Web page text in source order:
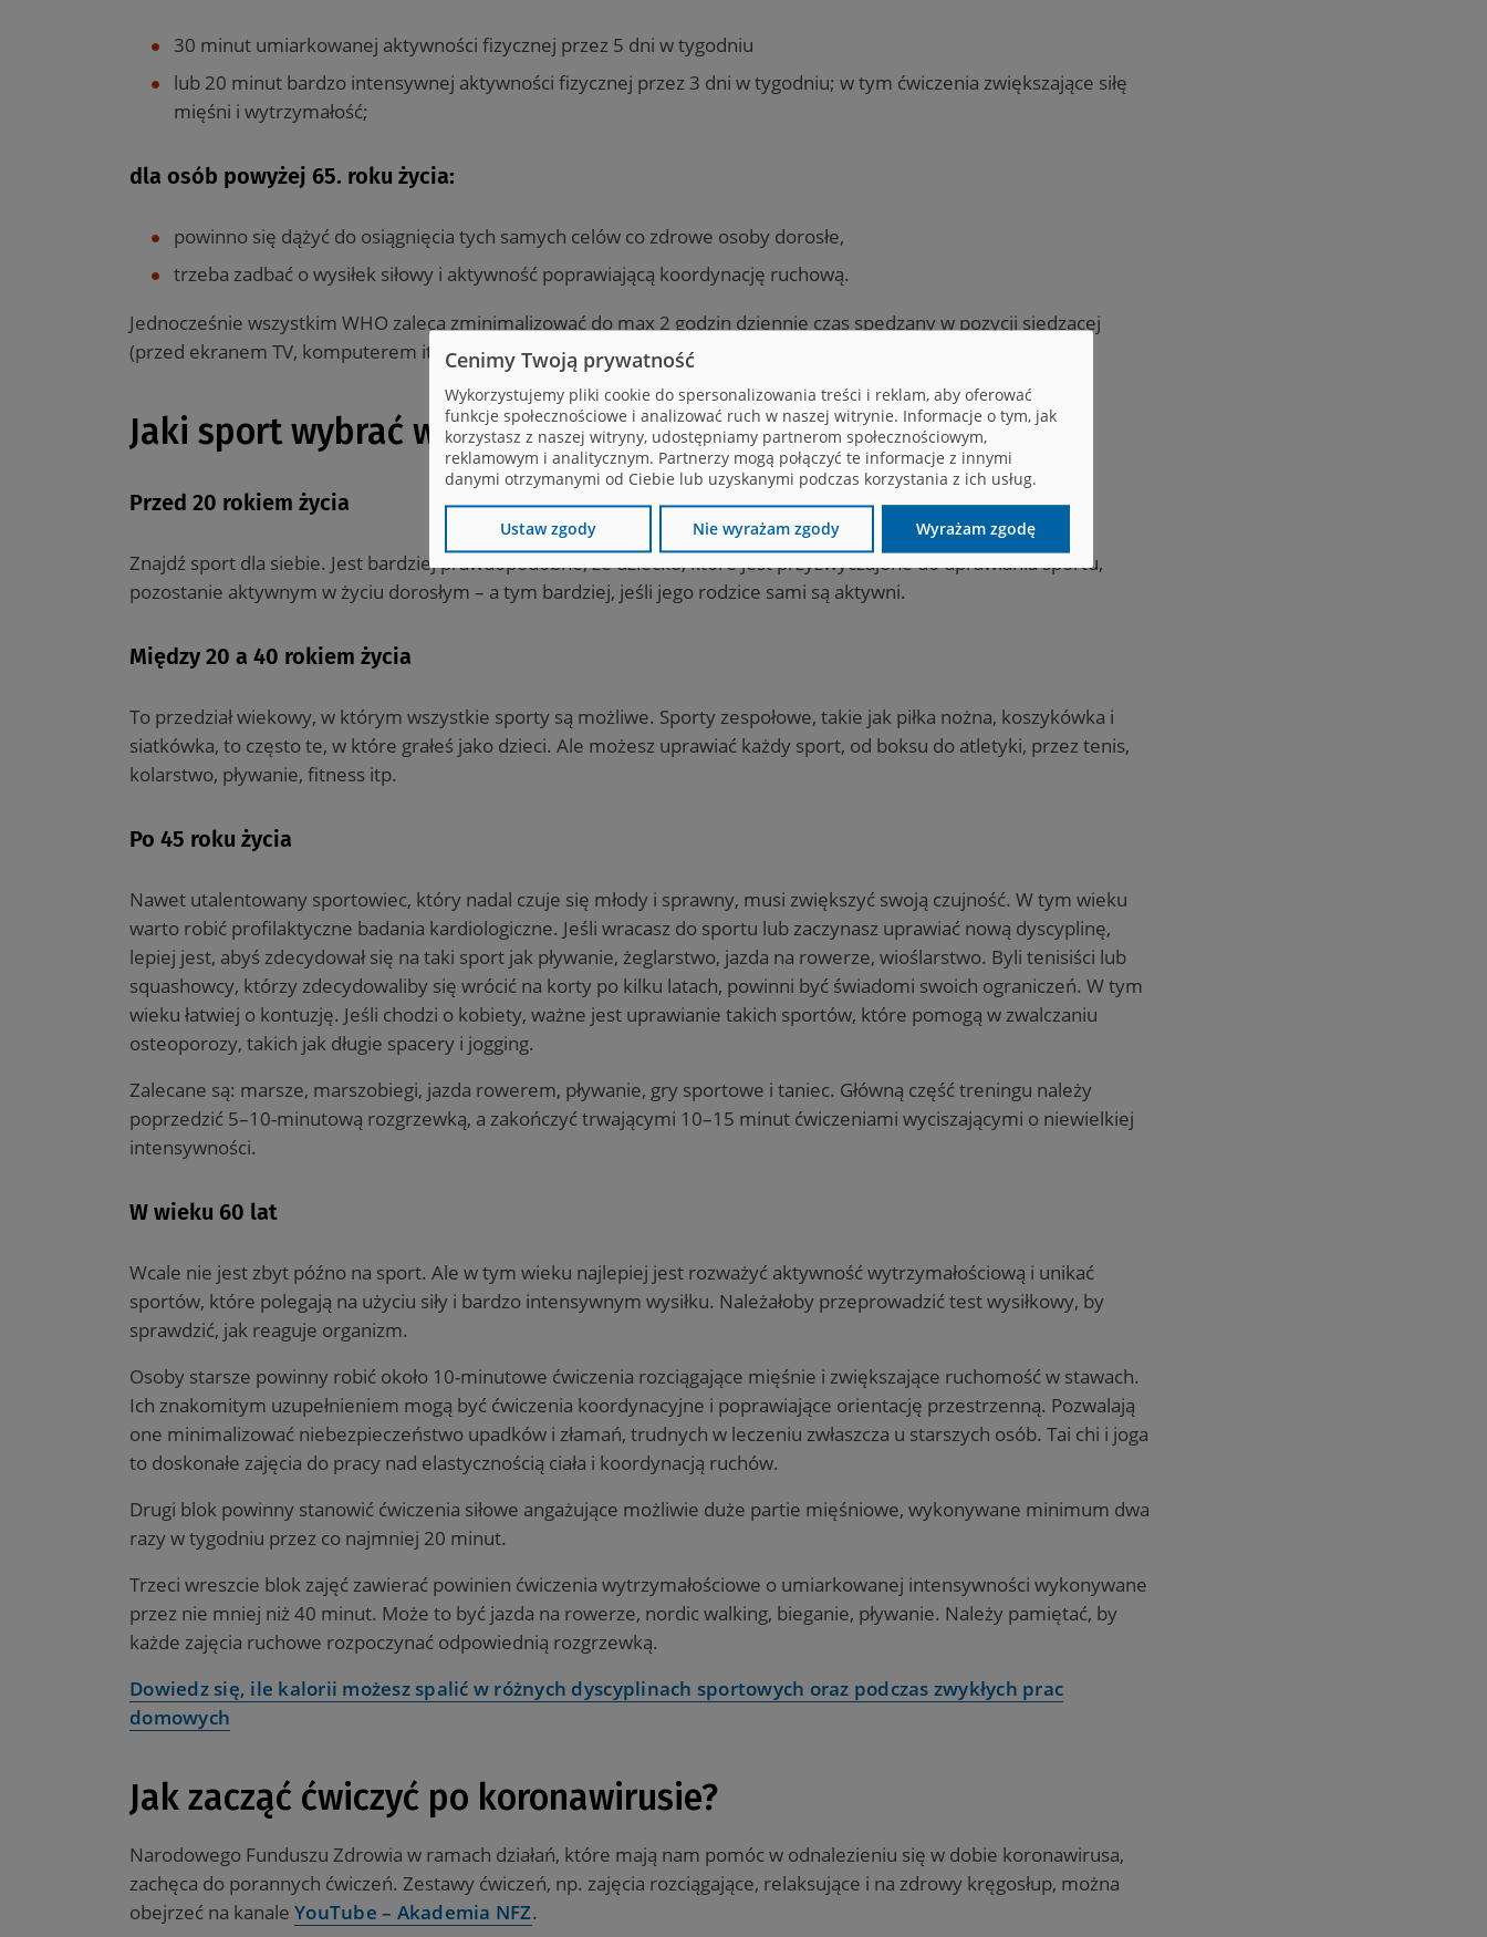
30 minut umiarkowanej aktywności fizycznej przez 5 dni w tygodniu
lub 20 minut bardzo intensywnej aktywności fizycznej przez 3 dni w tygodniu; w tym ćwiczenia zwiększające siłę
mięśni i wytrzymałość;
dla osób powyżej 65. roku życia:
powinno się dążyć do osiągnięcia tych samych celów co zdrowe osoby dorosłe,
trzeba zadbać o wysiłek siłowy i aktywność poprawiającą koordynację ruchową.
Jednocześnie wszystkim WHO zaleca zminimalizować do max 2 godzin dziennie czas spędzany w pozycji siedzącej
(przed ekranem TV, komputerem itp.).
Jaki sport wybrać w zależności od wieku?
Przed 20 rokiem życia
Znajdź sport dla siebie. Jest bardziej prawdopodobne, że dziecko, które jest przyzwyczajone do uprawiania sportu,
pozostanie aktywnym w życiu dorosłym – a tym bardziej, jeśli jego rodzice sami są aktywni.
Między 20 a 40 rokiem życia
To przedział wiekowy, w którym wszystkie sporty są możliwe. Sporty zespołowe, takie jak piłka nożna, koszykówka i
siatkówka, to często te, w które grałeś jako dzieci. Ale możesz uprawiać każdy sport, od boksu do atletyki, przez tenis,
kolarstwo, pływanie, fitness itp.
Po 45 roku życia
Nawet utalentowany sportowiec, który nadal czuje się młody i sprawny, musi zwiększyć swoją czujność. W tym wieku
warto robić profilaktyczne badania kardiologiczne. Jeśli wracasz do sportu lub zaczynasz uprawiać nową dyscyplinę,
lepiej jest, abyś zdecydował się na taki sport jak pływanie, żeglarstwo, jazda na rowerze, wioślarstwo. Byli tenisiści lub
squashowcy, którzy zdecydowaliby się wrócić na korty po kilku latach, powinni być świadomi swoich ograniczeń. W tym
wieku łatwiej o kontuzję. Jeśli chodzi o kobiety, ważne jest uprawianie takich sportów, które pomogą w zwalczaniu
osteoporozy, takich jak długie spacery i jogging.
Zalecane są: marsze, marszobiegi, jazda rowerem, pływanie, gry sportowe i taniec. Główną część treningu należy
poprzedzić 5–10-minutową rozgrzewką, a zakończyć trwającymi 10–15 minut ćwiczeniami wyciszającymi o niewielkiej
intensywności.
W wieku 60 lat
Wcale nie jest zbyt późno na sport. Ale w tym wieku najlepiej jest rozważyć aktywność wytrzymałościową i unikać
sportów, które polegają na użyciu siły i bardzo intensywnym wysiłku. Należałoby przeprowadzić test wysiłkowy, by
sprawdzić, jak reaguje organizm.
Osoby starsze powinny robić około 10-minutowe ćwiczenia rozciągające mięśnie i zwiększające ruchomość w stawach.
Ich znakomitym uzupełnieniem mogą być ćwiczenia koordynacyjne i poprawiające orientację przestrzenną. Pozwalają
one minimalizować niebezpieczeństwo upadków i złamań, trudnych w leczeniu zwłaszcza u starszych osób. Tai chi i joga
to doskonałe zajęcia do pracy nad elastycznością ciała i koordynacją ruchów.
Drugi blok powinny stanowić ćwiczenia siłowe angażujące możliwie duże partie mięśniowe, wykonywane minimum dwa
razy w tygodniu przez co najmniej 20 minut.
Trzeci wreszcie blok zajęć zawierać powinien ćwiczenia wytrzymałościowe o umiarkowanej intensywności wykonywane
przez nie mniej niż 40 minut. Może to być jazda na rowerze, nordic walking, bieganie, pływanie. Należy pamiętać, by
każde zajęcia ruchowe rozpoczynać odpowiednią rozgrzewką.
Dowiedz się, ile kalorii możesz spalić w różnych dyscyplinach sportowych oraz podczas zwykłych prac
domowych
Jak zacząć ćwiczyć po koronawirusie?
Narodowego Funduszu Zdrowia w ramach działań, które mają nam pomóc w odnalezieniu się w dobie koronawirusa,
zachęca do porannych ćwiczeń. Zestawy ćwiczeń, np. zajęcia rozciągające, relaksujące i na zdrowy kręgosłup, można
obejrzeć na kanale YouTube – Akademia NFZ.
Cenimy Twoją prywatność
Wykorzystujemy pliki cookie do spersonalizowania treści i reklam, aby oferować
funkcje społecznościowe i analizować ruch w naszej witrynie. Informacje o tym, jak
korzystasz z naszej witryny, udostępniamy partnerom społecznościowym,
reklamowym i analitycznym. Partnerzy mogą połączyć te informacje z innymi
danymi otrzymanymi od Ciebie lub uzyskanymi podczas korzystania z ich usług.
Ustaw zgody Nie wyrażam zgody Wyrażam zgodę